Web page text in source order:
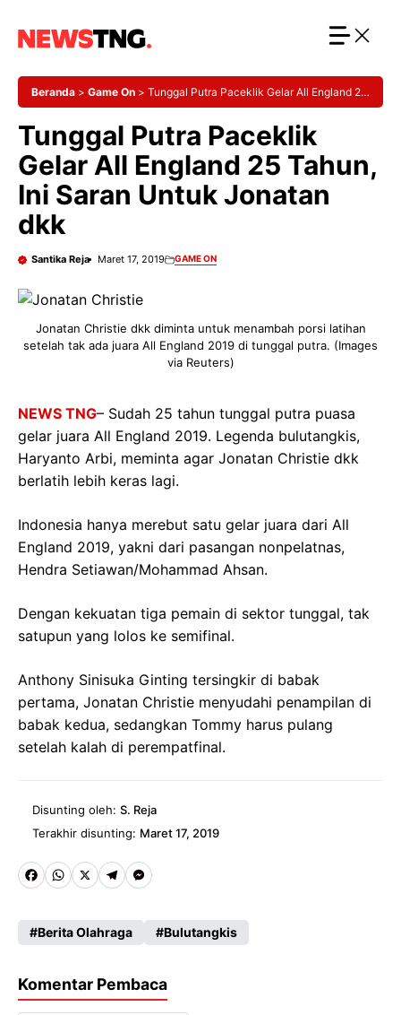
Beranda > Game On > Tunggal Putra Paceklik Gelar All England 25
Tunggal Putra Paceklik
Gelar All England 25 Tahun,
Ini Saran Untuk Jonatan
dkk
Santika Reja Maret 17, 2019 GAME ON
Jonatan Christie dkk diminta untuk menambah porsi latihan
setelah tak ada juara All England 2019 di tunggal putra. (Images
via Reuters)
NEWS TNG– Sudah 25 tahun tunggal putra puasa
gelar juara All England 2019. Legenda bulutangkis,
Haryanto Arbi, meminta agar Jonatan Christie dkk
berlatih lebih keras lagi.
Indonesia hanya merebut satu gelar juara dari All
England 2019, yakni dari pasangan nonpelatnas,
Hendra Setiawan/Mohammad Ahsan.
Dengan kekuatan tiga pemain di sektor tunggal, tak
satupun yang lolos ke semifinal.
Anthony Sinisuka Ginting tersingkir di babak
pertama, Jonatan Christie menyudahi penampilan di
babak kedua, sedangkan Tommy harus pulang
setelah kalah di perempatfinal.
Disunting oleh: S. Reja
Terakhir disunting: Maret 17, 2019
Fa
b
o
W
ts
p
X
Te
gr
m
M
se
g
Berita Olahraga Bulutangkis
Komentar Pembaca